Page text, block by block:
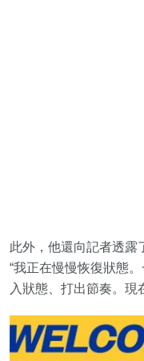
此外，他還向記者透露
“我正在慢慢恢復狀態
入狀態、打出節奏。現